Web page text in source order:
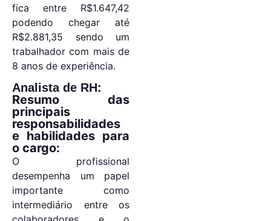
fica entre R$1.647,42
podendo chegar até
R$2.881,35 sendo um
trabalhador com mais de
8 anos de experiência.
Analista de RH:
Resumo das
principais
responsabilidades
e habilidades para
o cargo:
O profissional
desempenha um papel
importante como
intermediário entre os